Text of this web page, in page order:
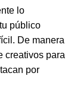
lo
público
De manera
creativos para
por